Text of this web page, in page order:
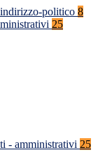
politico 8
25
- amministrativi 25